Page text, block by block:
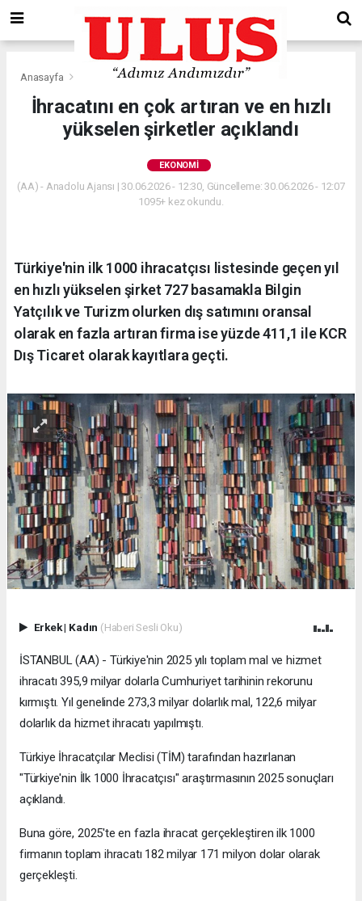
Anasayfa Ekonomi
İhracatını en çok artıran ve en hızlı
yükselen şirketler açıklandı
EKONOMI
(AA) - Anadolu Ajansı | 30.06.2026 - 12:30, Güncelleme: 30.06.2026 - 12:07
1095+ kez okundu.
Türkiye'nin ilk 1000 ihracatçısı listesinde geçen yıl
en hızlı yükselen şirket 727 basamakla Bilgin
Yatçılık ve Turizm olurken dış satımını oransal
olarak en fazla artıran firma ise yüzde 411,1 ile KCR
Dış Ticaret olarak kayıtlara geçti.
Erkek| Kadın (Haberi Sesli Oku)
İSTANBUL (AA) - Türkiye'nin 2025 yılı toplam mal ve hizmet
ihracatı 395,9 milyar dolarla Cumhuriyet tarihinin rekorunu
kırmıştı. Yıl genelinde 273,3 milyar dolarlık mal, 122,6 milyar
dolarlık da hizmet ihracatı yapılmıştı.
Türkiye İhracatçılar Meclisi (TİM) tarafından hazırlanan
"Türkiye'nin İlk 1000 İhracatçısı" araştırmasının 2025 sonuçları
açıklandı.
Buna göre, 2025'te en fazla ihracat gerçekleştiren ilk 1000
firmanın toplam ihracatı 182 milyar 171 milyon dolar olarak
gerçekleşti.